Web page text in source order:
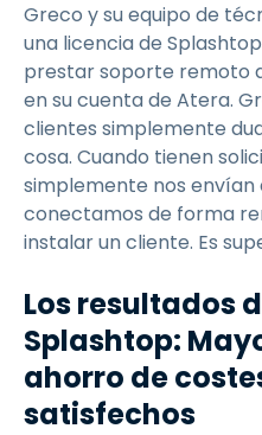
Greco y su equipo de
una licencia de
prestar soporte remoto
en su cuenta de Atera.
clientes simplemente
cosa. Cuando tienen
simplemente nos envían
conectamos de forma
instalar un cliente. Es
Los resultados
Splashtop:
ahorro de
satisfechos